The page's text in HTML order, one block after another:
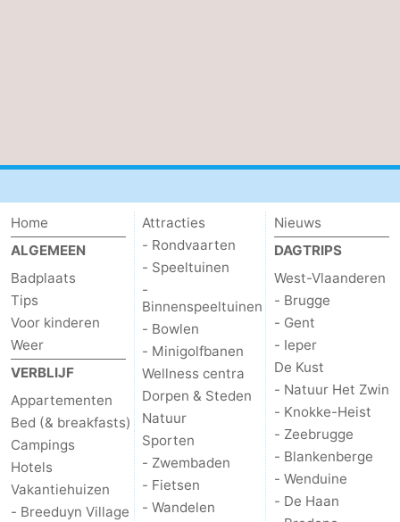
Home
ALGEMEEN
Badplaats
Tips
Voor kinderen
Weer
VERBLIJF
Appartementen
Bed (& breakfasts)
Campings
Hotels
Vakantiehuizen
- Breeduyn Village
Attracties
- Rondvaarten
- Speeltuinen
-
Binnenspeeltuinen
- Bowlen
- Minigolfbanen
Wellness centra
Dorpen & Steden
Natuur
Sporten
- Zwembaden
- Fietsen
- Wandelen
Nieuws
DAGTRIPS
West-Vlaanderen
- Brugge
- Gent
- Ieper
De Kust
- Natuur Het Zwin
- Knokke-Heist
- Zeebrugge
- Blankenberge
- Wenduine
- De Haan